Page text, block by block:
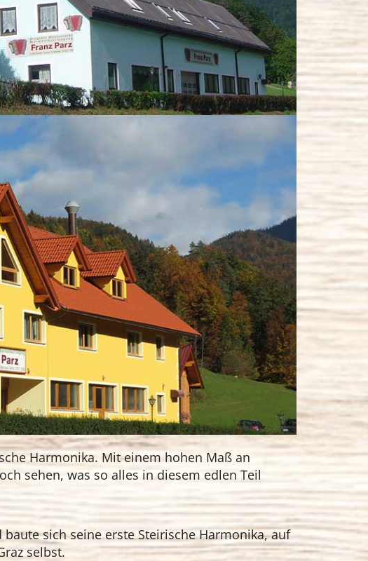
Harmonika. Mit einem hohen Maß an
sehen, was so alles in diesem edlen Teil
sich seine erste Steirische Harmonika, auf
selbst.